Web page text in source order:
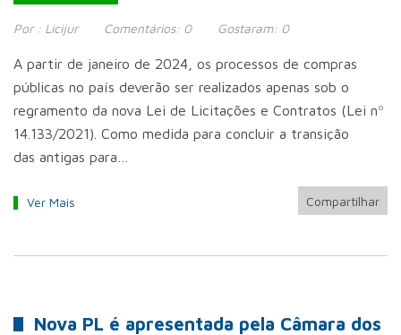
Por : Licijur Comentários: 0 Gostaram: 0
A partir de janeiro de 2024, os processos de compras
públicas no país deverão ser realizados apenas sob o
regramento da nova Lei de Licitações e Contratos (Lei nº
14.133/2021). Como medida para concluir a transição
das antigas para…
Ver Mais Compartilhar
Nova PL é apresentada pela Câmara dos